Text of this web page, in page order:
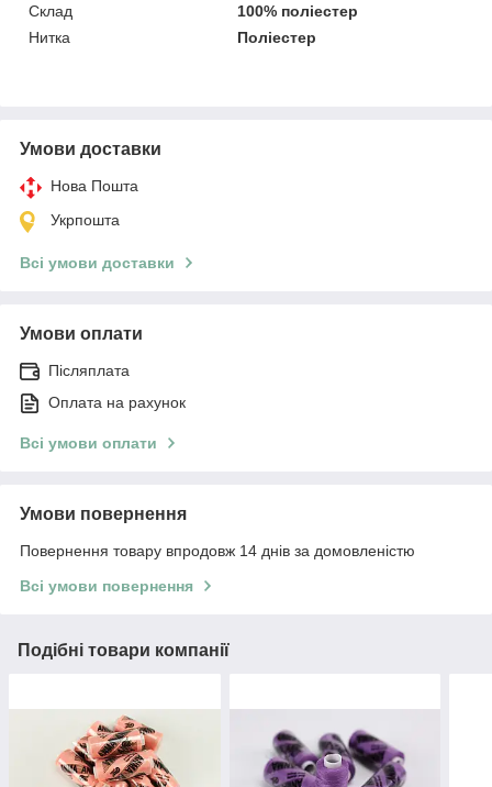
Склад
100% поліестер
Нитка
Поліестер
Умови доставки
Нова Пошта
Укрпошта
Всі умови доставки
Умови оплати
Післяплата
Оплата на рахунок
Всі умови оплати
Умови повернення
Повернення товару впродовж 14 днів за домовленістю
Всі умови повернення
Подібні товари компанії